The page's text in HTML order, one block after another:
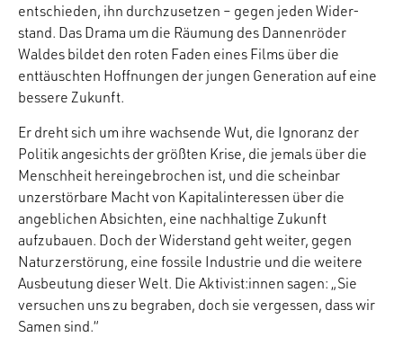
entschieden, ihn durchzusetzen – gegen jeden Wider-
stand. Das Drama um die Räumung des Dannenröder
Waldes bildet den roten Faden eines Films über die
enttäuschten Hoffnungen der jungen Generation auf eine
bessere Zukunft.
Er dreht sich um ihre wachsende Wut, die Ignoranz der
Politik angesichts der größten Krise, die jemals über die
Menschheit hereingebrochen ist, und die scheinbar
unzerstörbare Macht von Kapitalinteressen über die
angeblichen Absichten, eine nachhaltige Zukunft
aufzubauen. Doch der Widerstand geht weiter, gegen
Naturzerstörung, eine fossile Industrie und die weitere
Ausbeutung dieser Welt. Die Aktivist:innen sagen: „Sie
versuchen uns zu begraben, doch sie vergessen, dass wir
Samen sind.“